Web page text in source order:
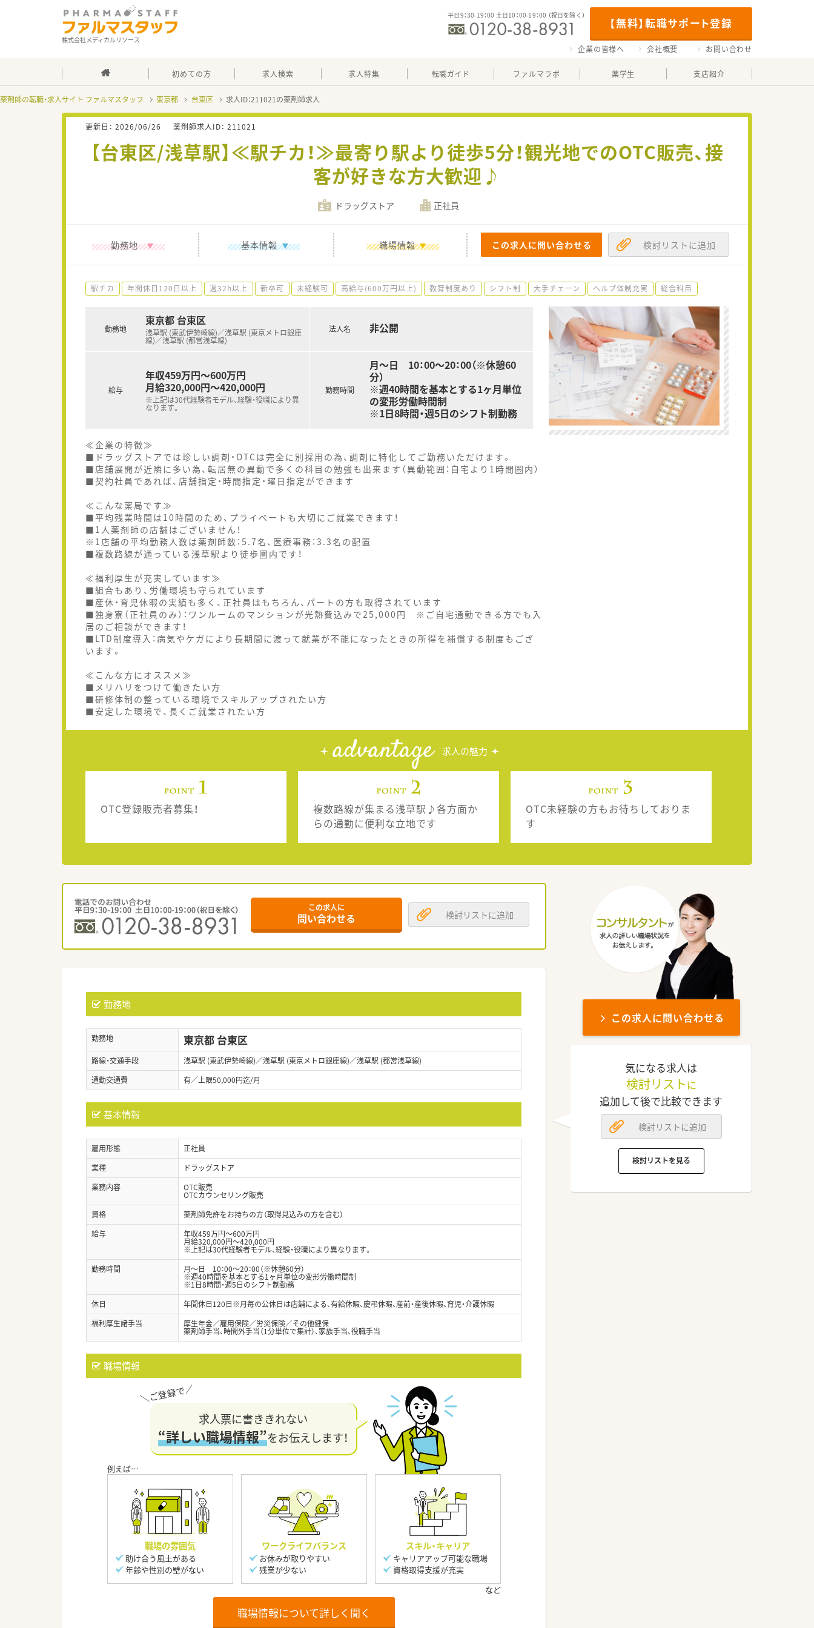
株式会社メディカルリソース
【無料】転職サポート登録
平日9：30-19：00 土日10：00-19：00 （祝日を除く）
企業の皆様へ 会社概要 お問い合わせ
初めての方 求人検索 求人特集 転職ガイド ファルマラボ 薬学生 支店紹介
薬剤師の転職・求人サイト ファルマスタッフ 東京都 台東区 求人ID：211021の薬剤師求人
更新日： 2026/06/26 薬剤師求人ID： 211021
【台東区/浅草駅】≪駅チカ！≫最寄り駅より徒歩5分！観光地でのOTC販売、接
客が好きな方大歓迎♪
ドラッグストア 正社員
勤務地 基本情報 職場情報 この求人に問い合わせる 検討リストに追加
駅チカ 年間休日120日以上 週32h以上 新卒可 未経験可 高給与(600万円以上) 教育制度あり シフト制 大手チェーン ヘルプ体制充実 総合科目
勤務地
東京都 台東区
浅草駅 (東武伊勢崎線)／浅草駅 (東京メトロ銀座
線)／浅草駅 (都営浅草線)
給与
年収459万円～600万円
月給320,000円～420,000円
※上記は30代経験者モデル、経験・役職により異
なります。
法人名 非公開
勤務時間
月～日 10：00～20：00（※休憩60
分）
※週40時間を基本とする1ヶ月単位
の変形労働時間制
※1日8時間・週5日のシフト制勤務
≪企業の特徴≫
■ドラッグストアでは珍しい調剤・OTCは完全に別採用の為、調剤に特化してご勤務いただけます。
■店舗展開が近隣に多い為、転居無の異動で多くの科目の勉強も出来ます（異動範囲：自宅より1時間圏内）
■契約社員であれば、店舗指定・時間指定・曜日指定ができます
≪こんな薬局です≫
■平均残業時間は10時間のため、プライベートも大切にご就業できます！
■1人薬剤師の店舗はございません！
※1店舗の平均勤務人数は薬剤師数：5.7名、医療事務：3.3名の配置
■複数路線が通っている浅草駅より徒歩圏内です！
≪福利厚生が充実しています≫
■組合もあり、労働環境も守られています
■産休・育児休暇の実績も多く、正社員はもちろん、パートの方も取得されています
■独身寮（正社員のみ）：ワンルームのマンションが光熱費込みで25,000円 ※ご自宅通勤できる方でも入
居のご相談ができます！
■LTD制度導入：病気やケガにより長期間に渡って就業が不能になったときの所得を補償する制度もござ
います。
≪こんな方にオススメ≫
■メリハリをつけて働きたい方
■研修体制の整っている環境でスキルアップされたい方
■安定した環境で、長くご就業されたい方
advantage 求人の魅力
OTC登録販売者募集！
複数路線が集まる浅草駅♪各方面か
らの通勤に便利な立地です
OTC未経験の方もお待ちしておりま
す
この求人に
問い合わせる 検討リストに追加
勤務地
勤務地 東京都 台東区
路線・交通手段
浅草駅 (東武伊勢崎線)／浅草駅 (東京メトロ銀座線)／浅草駅 (都営浅草線)
通勤交通費
有／上限50,000円迄/月
基本情報
雇用形態
正社員
業種
ドラッグストア
業務内容
OTC販売
OTCカウンセリング販売
資格
薬剤師免許をお持ちの方（取得見込みの方を含む）
給与
年収459万円～600万円
月給320,000円～420,000円
※上記は30代経験者モデル、経験・役職により異なります。
勤務時間
月～日 10：00～20：00（※休憩60分）
※週40時間を基本とする1ヶ月単位の変形労働時間制
※1日8時間・週5日のシフト制勤務
休日
年間休日120日※月毎の公休日は店舗による、有給休暇、慶弔休暇、産前・産後休暇、育児・介護休暇
福利厚生諸手当
厚生年金／雇用保険／労災保険／その他健保
薬剤師手当、時間外手当（1分単位で集計）、家族手当、役職手当
職場情報
求人票に書ききれない
“詳しい職場情報”をお伝えします！
職場の雰囲気
助け合う風土がある
年齢や性別の壁がない
ワークライフバランス
お休みが取りやすい
残業が少ない
スキル・キャリア
キャリアアップ可能な職場
資格取得支援が充実
職場情報について詳しく聞く
この求人に問い合わせる
気になる求人は
検討リスト に
追加して後で比較できます
検討リストに追加
検討リストを見る